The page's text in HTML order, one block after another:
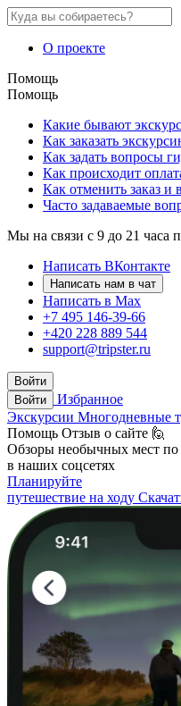
О проекте
Помощь
Помощь
Какие бывают
Как заказать
Как задать вопросы
Как происходит
Как отменить заказ и
Часто задаваемые
Мы на связи с 9 до 21 часа
Написать ВКонтакте
Написать нам в чат
Написать в Max
+7 495 146-39-66
+420 228 889 544
support@tripster.ru
Войти
Войти
Избранное
Экскурсии Многодневные
Помощь Отзыв о сайте 🙋
Обзоры необычных мест
в наших соцсетях
Планируйте
путешествие на ходу